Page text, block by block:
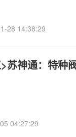
28 14:38:29
苏神通：特种
04:27:29